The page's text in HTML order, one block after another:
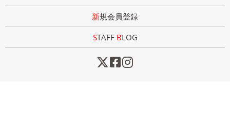
新規会員登録
STAFF BLOG